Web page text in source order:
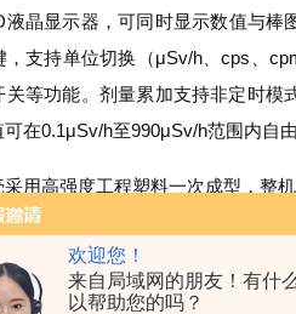
欢迎您！
来自局域网的朋友！有什
以帮助您的吗？
晶显示器，可同时显示数值与
，支持单位切换（μSv/h、cps、
关等功能。剂量累加支持非定时
在0.1μSv/h至990μSv/h范围内自
用高强度工程塑料一次成型，整
和Beta射线时需打开挡板露
污染物体后直接更换，避免设
会闪烁提示，更换电池时内部存